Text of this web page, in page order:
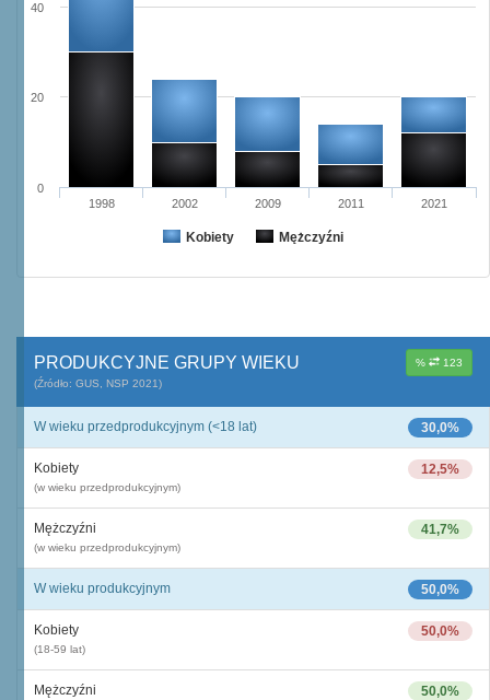
Kobiety Mężczyźni
1998 2002 2009 2011 2021
0
20
40
% 123
PRODUKCYJNE GRUPY WIEKU
(Źródło: GUS, NSP 2021)
30,0%
W wieku przedprodukcyjnym (<18 lat)
12,5%
Kobiety
(w wieku przedprodukcyjnym)
41,7%
Mężczyźni
(w wieku przedprodukcyjnym)
50,0%
W wieku produkcyjnym
50,0%
Kobiety
(18-59 lat)
50,0%
Mężczyźni